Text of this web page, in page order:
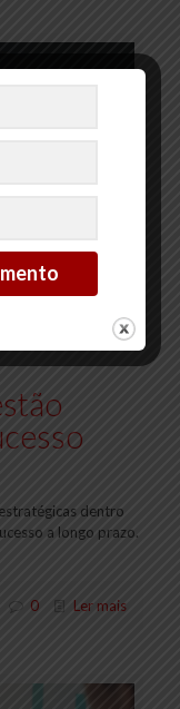
dentro
a longo prazo.
0 Ler mais